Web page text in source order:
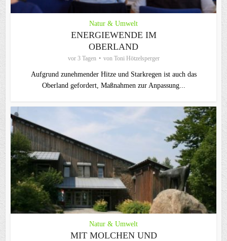
Natur & Umwelt
ENERGIEWENDE IM
OBERLAND
vor 3 Tagen von Toni Hötzelsperger
Aufgrund zunehmender Hitze und Starkregen ist auch das
Oberland gefordert, Maßnahmen zur Anpassung...
Natur & Umwelt
MIT MOLCHEN UND